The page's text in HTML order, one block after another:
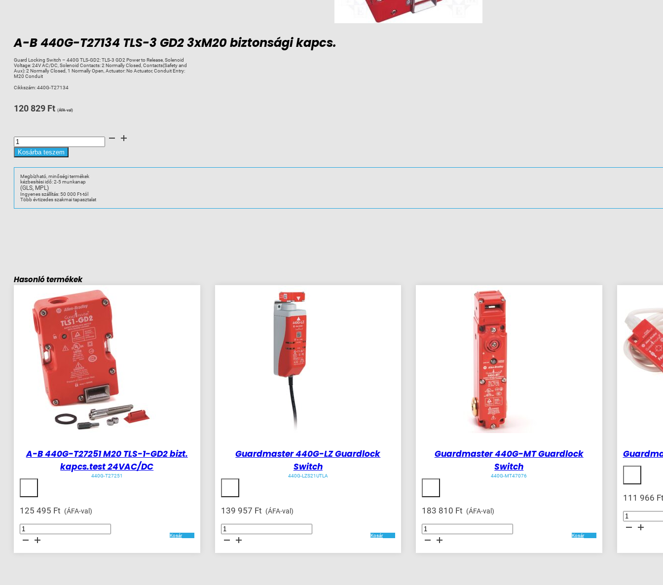
A-B 440G-T27134 TLS-3 GD2 3xM20 biztonsági kapcs.
Guard Locking Switch – 440G TLS-GD2: TLS-3 GD2 Power to Release, Solenoid
Voltage: 24V AC/DC, Solenoid Contacts: 2 Normally Closed, Contacts(Safety and
Aux): 2 Normally Closed, 1 Normally Open, Actuator: No Actuator, Conduit Entry:
M20 Conduit
Cikkszám:440G-T27134
120 829 Ft (ÁFA-val)
440G-
T27134
TLS-
GD2
biztonsági
kapcs.
mennyiség
Kosárba teszem
Megbízható, minőségi termékek
kézbesítési idő: 2-5 munkanap
(GLS, MPL)
Ingyenes szállítás: 50 000 Ft-tól
Több évtizedes szakmai tapasztalat
Hasonló termékek
A-B 440G-T27251 M20 TLS-1-GD2 bizt.
kapcs.test 24VAC/DC
440G-T27251
125 495 Ft (ÁFA-val)
A-
T27251
TLS-
Kosár
Guardmaster 440G-LZ Guardlock
Switch
440G-LZS21UTLA
139 957 Ft (ÁFA-val)
Guardmaster
440G-
Guardlock
mennyiség
Kosár
Guardmaster 440G-MT Guardlock
Switch
440G-MT47076
183 810 Ft (ÁFA-val)
Guardmaster
440G-
Guardlock
mennyiség
Kosár
111 966
Guardmaster
440N
Contact